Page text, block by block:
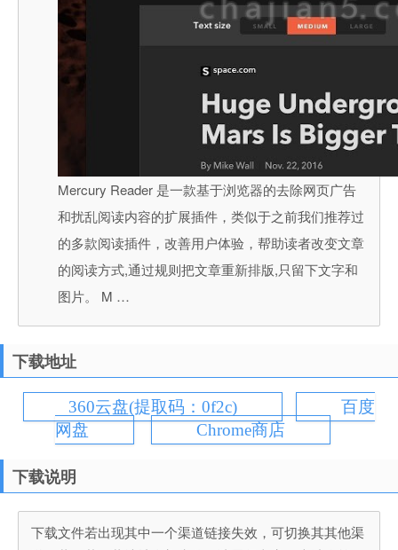
Mercury Reader 是一款基于浏览器的去除网页广告
和扰乱阅读内容的扩展插件，类似于之前我们推荐过
的多款阅读插件，改善用户体验，帮助读者改变文章
的阅读方式,通过规则把文章重新排版,只留下文字和
图片。 M …
下载地址
360云盘(提取码：0f2c)
百度
网盘
Chrome商店
下载说明
下载文件若出现其中一个渠道链接失效，可切换其其他渠